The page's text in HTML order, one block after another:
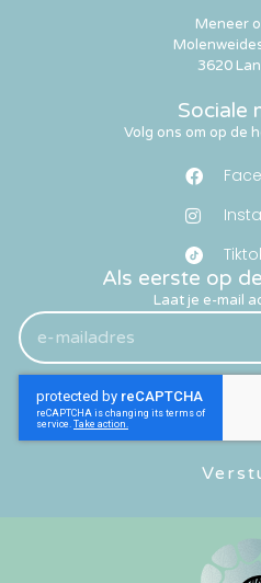
Als eerste op
Laat je e-mail
Sociale
Volg ons om op de
Meneer
3620